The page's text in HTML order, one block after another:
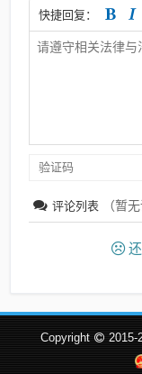
快捷回复：
评论列表 （暂
还
Copyright 2015-